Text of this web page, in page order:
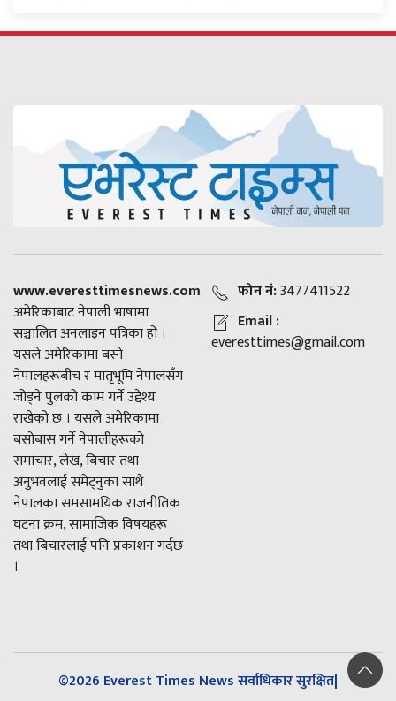
www.everesttimesnews.com
अमेरिकाबाट नेपाली भाषामा
सञ्चालित अनलाइन पत्रिका हो ।
यसले अमेरिकामा बस्ने
नेपालहरूबीच र मातृभूमि नेपालसँग
जोड्ने पुलको काम गर्ने उद्देश्य
राखेको छ । यसले अमेरिकामा
बसोबास गर्ने नेपालीहरूको
समाचार, लेख, बिचार तथा
अनुभवलाई समेट्नुका साथै
नेपालका समसामयिक राजनीतिक
घटना क्रम, सामाजिक विषयहरू
तथा बिचारलाई पनि प्रकाशन गर्दछ
।
फोन नं:3477411522
Email :
everesttimes@gmail.com
©2026 Everest Times News सर्वाधिकार सुरक्षित|